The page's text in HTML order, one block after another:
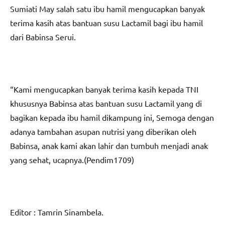
Sumiati May salah satu ibu hamil mengucapkan banyak
terima kasih atas bantuan susu Lactamil bagi ibu hamil
dari Babinsa Serui.
“Kami mengucapkan banyak terima kasih kepada TNI
khususnya Babinsa atas bantuan susu Lactamil yang di
bagikan kepada ibu hamil dikampung ini, Semoga dengan
adanya tambahan asupan nutrisi yang diberikan oleh
Babinsa, anak kami akan lahir dan tumbuh menjadi anak
yang sehat, ucapnya.(Pendim1709)
Editor : Tamrin Sinambela.